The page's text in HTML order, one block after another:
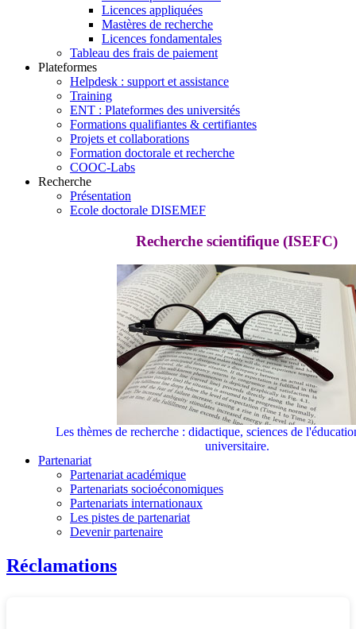
Licences appliquées
Mastères de recherche
Licences fondamentales
Tableau des frais de paiement
Plateformes
Helpdesk : support et assistance
Training
ENT : Plateformes des universités
Formations qualifiantes & certifiantes
Projets et collaborations
Formation doctorale et recherche
COOC-Labs
Recherche
Présentation
Ecole doctorale DISEMEF
Recherche scientifique (ISEFC)
Les thèmes de recherche : didactique, sciences de
universitaire.
Partenariat
Partenariat académique
Partenariats socioéconomiques
Partenariats internationaux
Les pistes de partenariat
Devenir partenaire
Réclamations